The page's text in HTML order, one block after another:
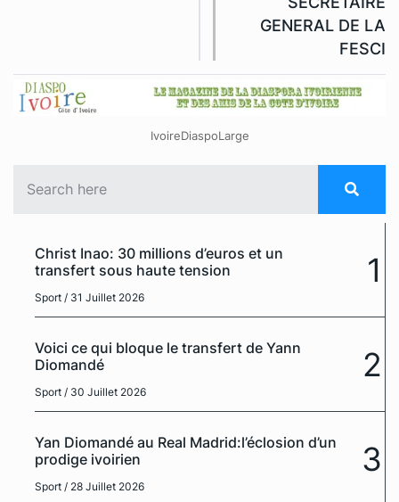
GENERAL DE LA
FESCI
IvoireDiaspoLarge
Christ Inao: 30 millions d’euros et un
transfert sous haute tension
Sport / 31 Juillet 2026
1
Voici ce qui bloque le transfert de Yann
Diomandé
Sport / 30 Juillet 2026
2
Yan Diomandé au Real Madrid:l’éclosion d’un
prodige ivoirien
Sport / 28 Juillet 2026
3